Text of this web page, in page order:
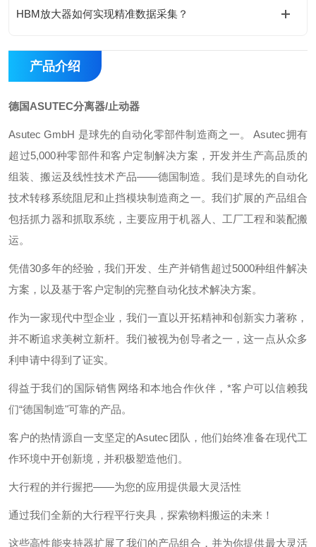
HBM放大器如何实现精准数据采集？
产品介绍
德国ASUTEC分离器/止动器
Asutec GmbH 是球先的自动化零部件制造商之一。 Asutec拥有
超过5,000种零部件和客户定制解决方案，开发并生产高品质的
组装、搬运及线性技术产品——德国制造。我们是球先的自动化
技术转移系统阻尼和止挡模块制造商之一。我们扩展的产品组合
包括抓力器和抓取系统，主要应用于机器人、工厂工程和装配搬
运。
凭借30多年的经验，我们开发、生产并销售超过5000种组件解决
方案，以及基于客户定制的完整自动化技术解决方案。
作为一家现代中型企业，我们一直以开拓精神和创新实力著称，
并不断追求美树立新杆。我们被视为创导者之一，这一点从众多
利申请中得到了证实。
得益于我们的国际销售网络和本地合作伙伴，*客户可以信赖我
们“德国制造"可靠的产品。
客户的热情源自一支坚定的Asutec团队，他们始终准备在现代工
作环境中开创新境，并积极塑造他们。
大行程的并行握把——为您的应用提供最大灵活性
通过我们全新的大行程平行夹具，探索物料搬运的未来！
这些高性能夹持器扩展了我们的产品组合，并为你提供最大灵活